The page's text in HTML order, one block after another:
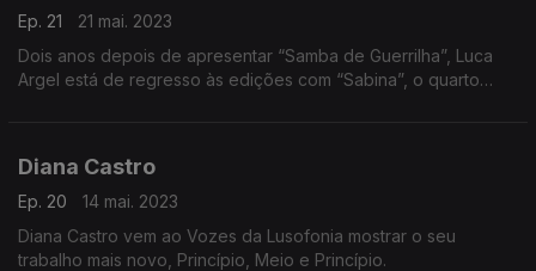
Ep. 21
21 mai. 2023
Dois anos depois de apresentar “Samba de Guerrilha”, Luca
Argel está de regresso às edições com “Sabina”, o quarto
Diana Castro
Ep. 20
14 mai. 2023
Diana Castro vem ao Vozes da Lusofonia mostrar o seu
trabalho mais novo, Princípio, Meio e Princípio.